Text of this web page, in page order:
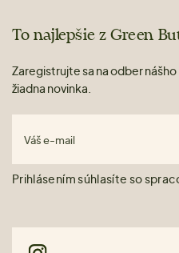
To najlepšie z Green
Zaregistrujte sa na odber
žiadna novinka.
Váš e-mail
Prihlásením súhlasíte so